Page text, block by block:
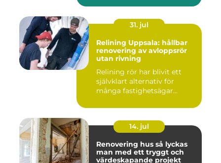
31. jul
Relining Uppsala: hållbar
renovering av avloppsrör
utan rivning
Relining rör har blivit ett
självklart alternativ för
många fastighetsägar...
14. jul
Renovering hus så lyckas
man med ett tryggt och
värdeskapande projekt